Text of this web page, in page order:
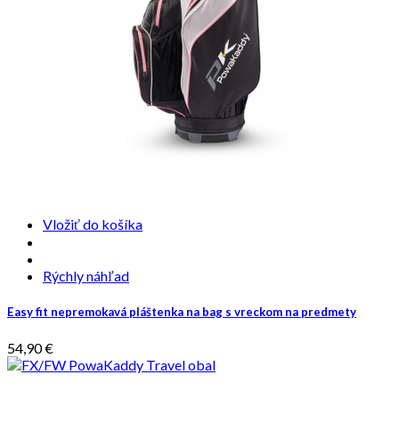
Vložiť do košíka
Rýchly náhľad
Easy fit nepremokavá pláštenka na bag s vreckom na predmety
54,90 €